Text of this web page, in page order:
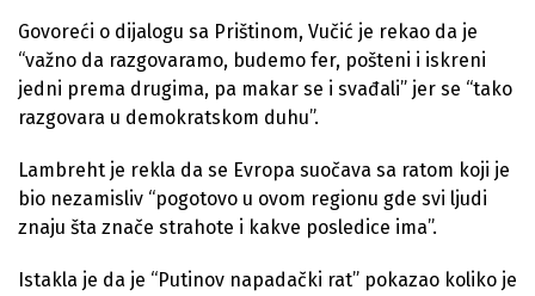
Govoreći o dijalogu sa Prištinom, Vučić je rekao da je
“važno da razgovaramo, budemo fer, pošteni i iskreni
jedni prema drugima, pa makar se i svađali” jer se “tako
razgovara u demokratskom duhu”.
Lambreht je rekla da se Evropa suočava sa ratom koji je
bio nezamisliv “pogotovo u ovom regionu gde svi ljudi
znaju šta znače strahote i kakve posledice ima”.
Istakla je da je “Putinov napadački rat” pokazao koliko je